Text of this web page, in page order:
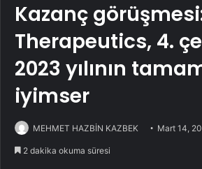
Kazanç
Therapeutics, 4.
2023 yılının
iyimser
MEHMET HAZBİN KAZBEK Mart 14,
2 dakika okuma süresi